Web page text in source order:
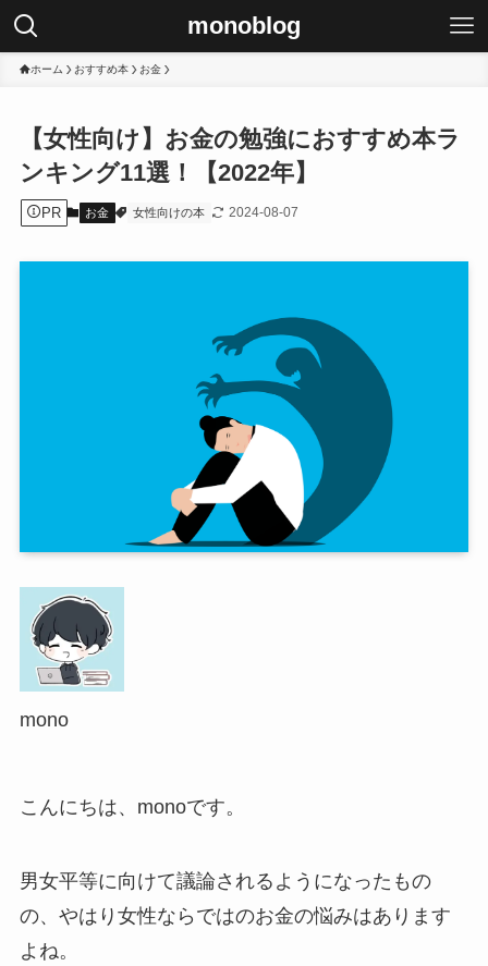
monoblog
ホーム おすすめ本 お金
【女性向け】お金の勉強におすすめ本ラ
ンキング11選！【2022年】
PR お金 女性向けの本 2024-08-07
mono
こんにちは、monoです。
男女平等に向けて議論されるようになったもの
の、やはり女性ならではのお金の悩みはあります
よね。